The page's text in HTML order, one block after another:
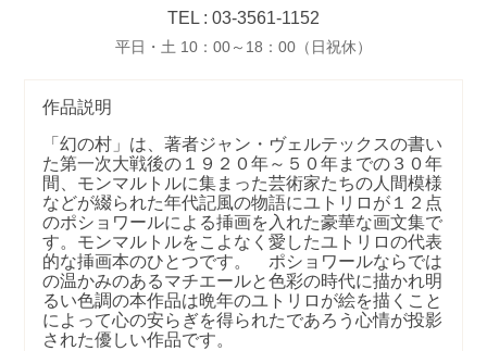
TEL : 03-3561-1152
平日・土 10：00～18：00（日祝休）
作品説明
「幻の村」は、著者ジャン・ヴェルテックスの書い
た第一次大戦後の１９２０年～５０年までの３０年
間、モンマルトルに集まった芸術家たちの人間模様
などが綴られた年代記風の物語にユトリロが１２点
のポショワールによる挿画を入れた豪華な画文集で
す。モンマルトルをこよなく愛したユトリロの代表
的な挿画本のひとつです。 ポショワールならでは
の温かみのあるマチエールと色彩の時代に描かれ明
るい色調の本作品は晩年のユトリロが絵を描くこと
によって心の安らぎを得られたであろう心情が投影
された優しい作品です。